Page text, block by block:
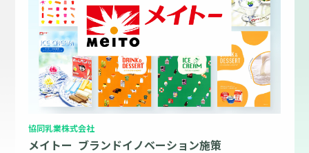
協同乳業株式会社
メイトー  ブランドイノベーション施策